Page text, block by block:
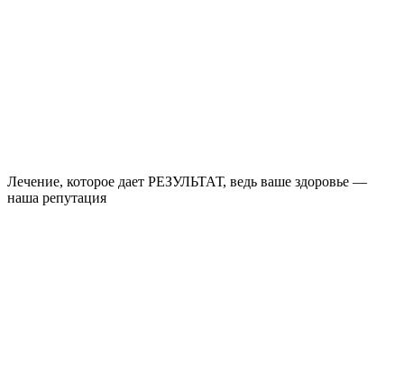
Лечение, которое дает РЕЗУЛЬТАТ, ведь ваше здоровье —
наша репутация